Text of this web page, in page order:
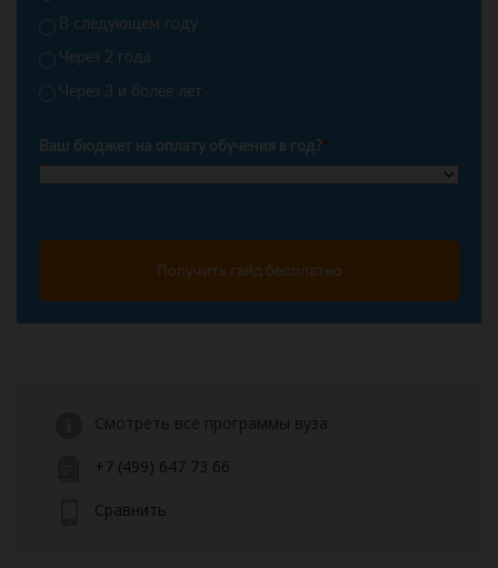
В следующем году
Через 2 года
Через 3 и более лет
Ваш бюджет на оплату обучения в год?*
Получить гайд бесплатно
Смотреть все программы вуза
+7 (499) 647 73 66
Сравнить